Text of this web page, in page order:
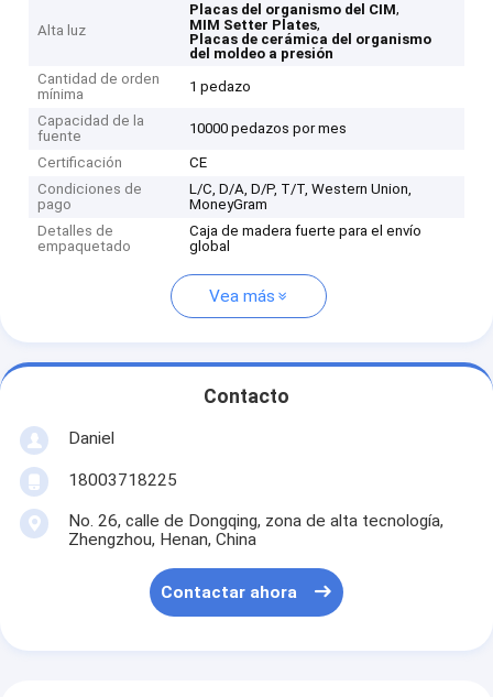
Alta luz
Placas del organismo del CIM,
MIM Setter Plates,
Placas de cerámica del organismo
del moldeo a presión
Cantidad de orden
mínima
1 pedazo
Capacidad de la
fuente
10000 pedazos por mes
Certificación
CE
Condiciones de
pago
L/C, D/A, D/P, T/T, Western Union,
MoneyGram
Detalles de
empaquetado
Caja de madera fuerte para el envío
global
Vea más
Contacto
Daniel
18003718225
No. 26, calle de Dongqing, zona de alta tecnología,
Zhengzhou, Henan, China
Contactar ahora